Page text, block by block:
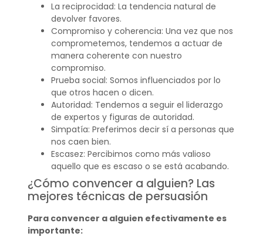
La reciprocidad: La tendencia natural de
devolver favores.
Compromiso y coherencia: Una vez que nos
comprometemos, tendemos a actuar de
manera coherente con nuestro
compromiso.
Prueba social: Somos influenciados por lo
que otros hacen o dicen.
Autoridad: Tendemos a seguir el liderazgo
de expertos y figuras de autoridad.
Simpatía: Preferimos decir sí a personas que
nos caen bien.
Escasez: Percibimos como más valioso
aquello que es escaso o se está acabando.
¿Cómo convencer a alguien? Las
mejores técnicas de persuasión
Para convencer a alguien efectivamente es
importante: